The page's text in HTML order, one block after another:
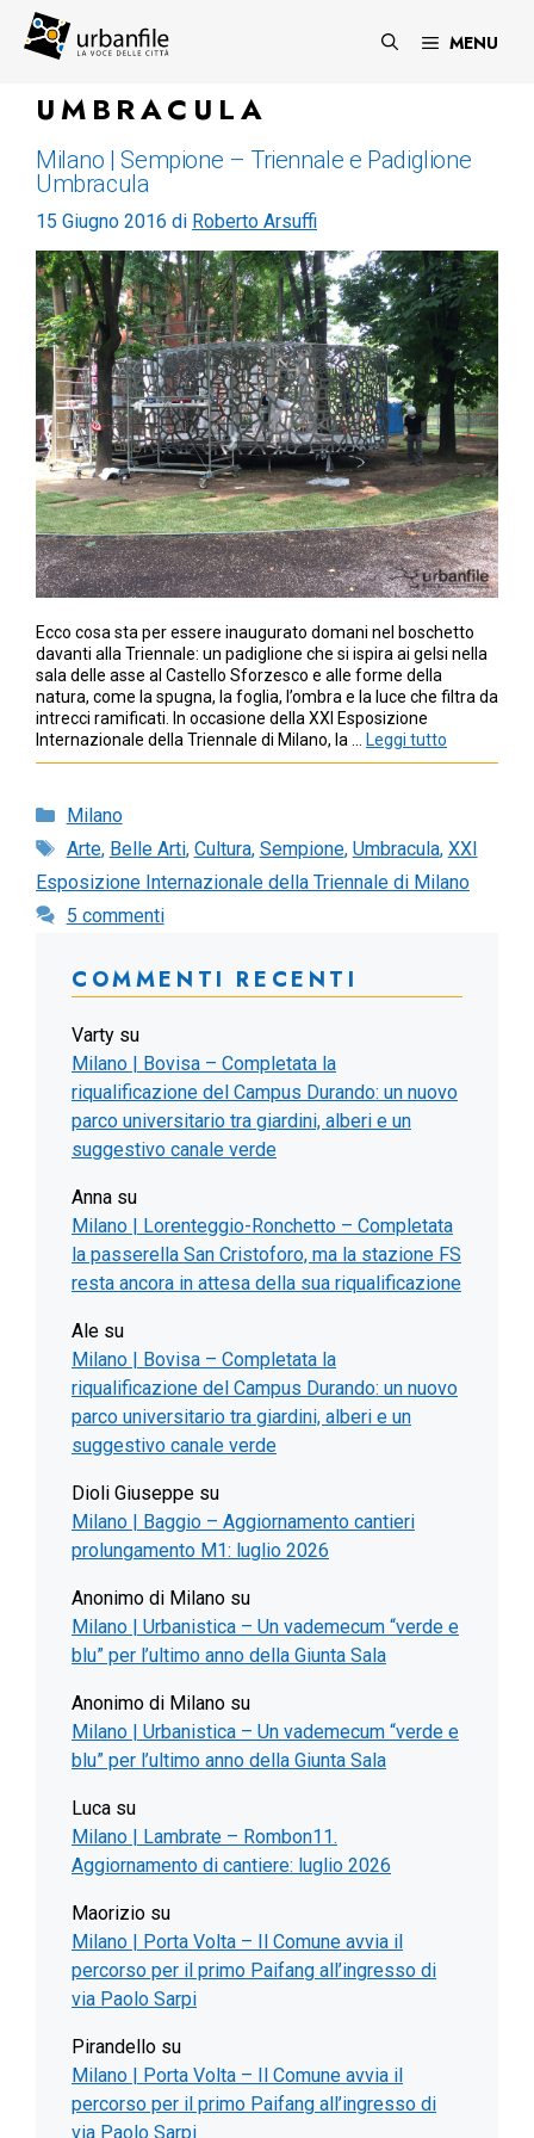
MENU
UMBRACULA
Milano | Sempione – Triennale e Padiglione
Umbracula
15 Giugno 2016 di Roberto Arsuffi
Ecco cosa sta per essere inaugurato domani nel boschetto
davanti alla Triennale: un padiglione che si ispira ai gelsi nella
sala delle asse al Castello Sforzesco e alle forme della
natura, come la spugna, la foglia, l’ombra e la luce che filtra da
intrecci ramificati. In occasione della XXI Esposizione
Internazionale della Triennale di Milano, la …
Leggi tutto
Categorie
Milano
Tag
Arte, Belle Arti, Cultura, Sempione, Umbracula, XXI
Esposizione Internazionale della Triennale di Milano
5 commenti
COMMENTI RECENTI
Varty su
Milano | Bovisa – Completata la
riqualificazione del Campus Durando: un nuovo
parco universitario tra giardini, alberi e un
suggestivo canale verde
Anna su
Milano | Lorenteggio-Ronchetto – Completata
la passerella San Cristoforo, ma la stazione FS
resta ancora in attesa della sua riqualificazione
Ale su
Milano | Bovisa – Completata la
riqualificazione del Campus Durando: un nuovo
parco universitario tra giardini, alberi e un
suggestivo canale verde
Dioli Giuseppe su
Milano | Baggio – Aggiornamento cantieri
prolungamento M1: luglio 2026
Anonimo di Milano su
Milano | Urbanistica – Un vademecum “verde e
blu” per l’ultimo anno della Giunta Sala
Anonimo di Milano su
Milano | Urbanistica – Un vademecum “verde e
blu” per l’ultimo anno della Giunta Sala
Luca su
Milano | Lambrate – Rombon11.
Aggiornamento di cantiere: luglio 2026
Maorizio su
Milano | Porta Volta – Il Comune avvia il
percorso per il primo Paifang all’ingresso di
via Paolo Sarpi
Pirandello su
Milano | Porta Volta – Il Comune avvia il
percorso per il primo Paifang all’ingresso di
via Paolo Sarpi